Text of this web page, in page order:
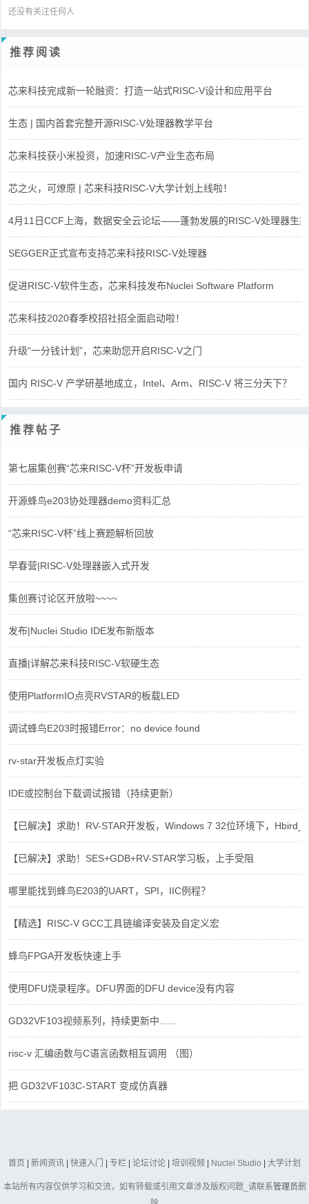
还没有关注任何人
推荐阅读
芯来科技完成新一轮融资：打造一站式RISC-V设计和应用平台
生态 | 国内首套完整开源RISC-V处理器教学平台
芯来科技获小米投资，加速RISC-V产业生态布局
芯之火，可燎原 | 芯来科技RISC-V大学计划上线啦！
4月11日CCF上海，数据安全云论坛——蓬勃发展的RISC-V处理器生态
SEGGER正式宣布支持芯来科技RISC-V处理器
促进RISC-V软件生态，芯来科技发布Nuclei Software Platform
芯来科技2020春季校招社招全面启动啦！
升级“一分钱计划”，芯来助您开启RISC-V之门
国内 RISC-V 产学研基地成立，Intel、Arm、RISC-V 将三分天下？
推荐帖子
第七届集创赛“芯来RISC-V杯”开发板申请
开源蜂鸟e203协处理器demo资料汇总
“芯来RISC-V杯”线上赛题解析回放
早春营|RISC-V处理器嵌入式开发
集创赛讨论区开放啦~~~~
发布|Nuclei Studio IDE发布新版本
直播|详解芯来科技RISC-V软硬生态
使用PlatformIO点亮RVSTAR的板载LED
调试蜂鸟E203时报错Error：no device found
rv-star开发板点灯实验
IDE或控制台下载调试报错（持续更新）
【已解决】求助！RV-STAR开发板，Windows 7 32位环境下，
【已解决】求助！SES+GDB+RV-STAR学习板，上手受阻
哪里能找到蜂鸟E203的UART，SPI，IIC例程？
【精选】RISC-V GCC工具链编译安装及自定义宏
蜂鸟FPGA开发板快速上手
使用DFU烧录程序。DFU界面的DFU device没有内容
GD32VF103视频系列，持续更新中......
risc-v 汇编函数与C语言函数相互调用 （图）
把 GD32VF103C-START 变成仿真器
首页 | 新闻资讯 | 快速入门 | 专栏 | 论坛讨论 | 培训视频 | Nuclei Studio | 大学计划
本站所有内容仅供学习和交流，如有转载或引用文章涉及版权问题_请联系管理员删